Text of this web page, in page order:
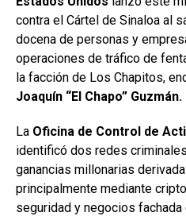
contra el Cártel de Sinaloa al
docena de personas y
operaciones de tráfico de
la facción de Los Chapitos,
Joaquín “El Chapo” Guzmán.
La Oficina de Control de
identificó dos redes
ganancias millonarias
principalmente mediante
seguridad y negocios fachada